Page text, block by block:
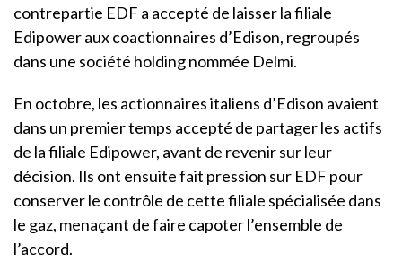
contrepartie EDF a accepté de laisser la filiale
Edipower aux coactionnaires d’Edison, regroupés
dans une société holding nommée Delmi.
En octobre, les actionnaires italiens d’Edison avaient
dans un premier temps accepté de partager les actifs
de la filiale Edipower, avant de revenir sur leur
décision. Ils ont ensuite fait pression sur EDF pour
conserver le contrôle de cette filiale spécialisée dans
le gaz, menaçant de faire capoter l’ensemble de
l’accord.